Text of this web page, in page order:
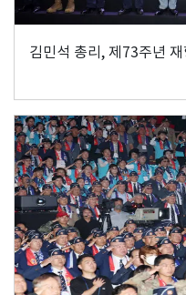
김민석 총리, 제73주년